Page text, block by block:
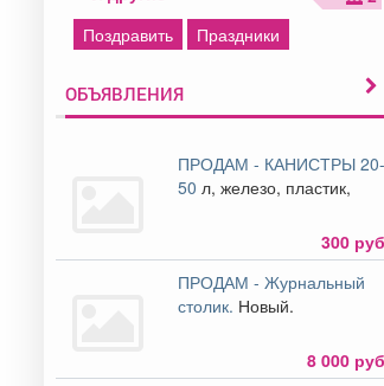
Поздравить
Праздники
ОБЪЯВЛЕНИЯ
ПРОДАМ - КАНИСТРЫ 20-
50 л, железо, пластик,
300
ПРОДАМ - Журнальный
столик. Новый.
8 000